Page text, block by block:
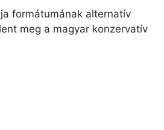
formátumának alternatív
meg a magyar konzervatív